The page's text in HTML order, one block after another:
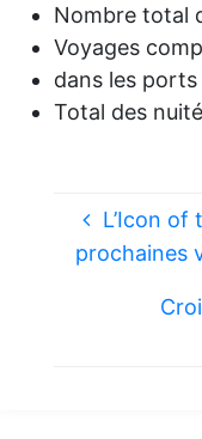
Nombre total
Voyages
dans les ports
Total des
L’Icon of
prochaines